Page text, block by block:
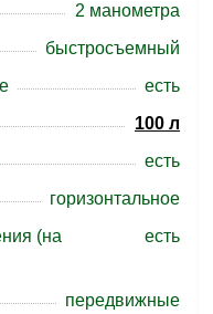
2 манометра
быстросъемный
есть
100 л
есть
горизонтальное
(на
есть
передвижные